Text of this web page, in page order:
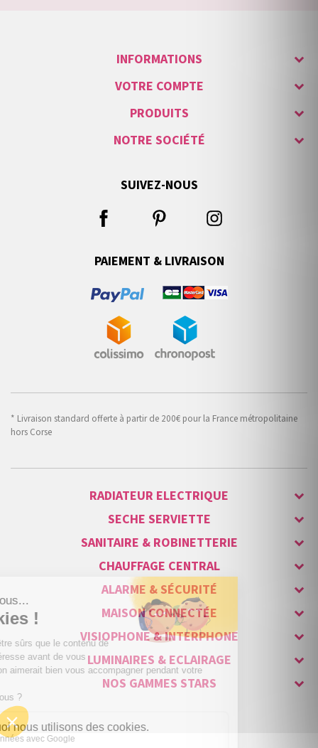
INFORMATIONS
VOTRE COMPTE
PRODUITS
NOTRE SOCIÉTÉ
SUIVEZ-NOUS
PAIEMENT & LIVRAISON
* Livraison standard offerte à partir de 200€ pour la France métropolitaine
hors Corse
RADIATEUR ELECTRIQUE
SECHE SERVIETTE
SANITAIRE & ROBINETTERIE
CHAUFFAGE CENTRAL
ALARME & SÉCURITÉ
MAISON CONNECTÉE
VISIOPHONE & INTERPHONE
LUMINAIRES & ECLAIRAGE
NOS GAMMES STARS